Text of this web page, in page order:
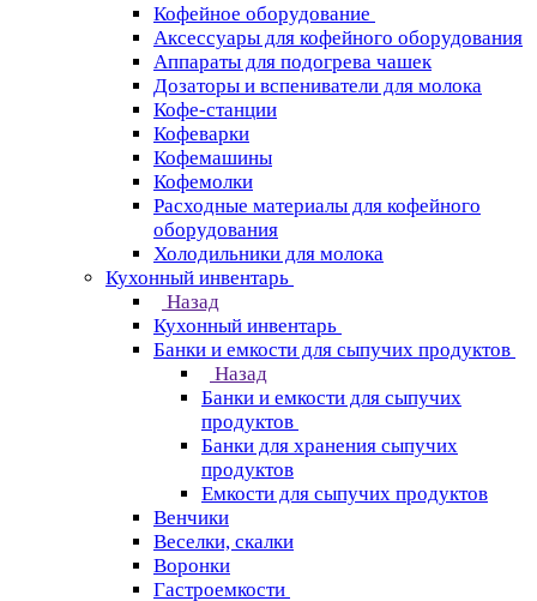
Кофейное оборудование
Аксессуары для кофейного оборудования
Аппараты для подогрева чашек
Дозаторы и вспениватели для молока
Кофе-станции
Кофеварки
Кофемашины
Кофемолки
Расходные материалы для кофейного
оборудования
Холодильники для молока
Кухонный инвентарь
Назад
Кухонный инвентарь
Банки и емкости для сыпучих продуктов
Назад
Банки и емкости для сыпучих
продуктов
Банки для хранения сыпучих
продуктов
Емкости для сыпучих продуктов
Венчики
Веселки, скалки
Воронки
Гастроемкости